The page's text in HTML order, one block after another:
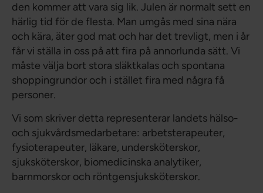
den kommer att vara sig lik. Julen är normalt sett en
härlig tid för de flesta. Man umgås med sina nära
och kära, äter god mat och har det trevligt, men i år
får vi ställa in oss på att fira på annorlunda sätt. Vi
måste välja bort stora släktkalas och spontana
shoppingrundor och i stället fira med några få
personer.
Vi som skriver detta representerar landets hälso-
och sjukvårdsmedarbetare: arbetsterapeuter,
fysioterapeuter, läkare, undersköterskor,
sjuksköterskor, biomedicinska analytiker,
barnmorskor och röntgensjuksköterskor.